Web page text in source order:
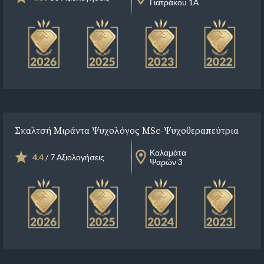
Σκαλτσή Μιράντα Ψυχολόγος MSc-Ψυχοθεραπεύτρια
4.4/ 7 Αξιολογήσεις
Καλαμάτα
Ψαρών 3